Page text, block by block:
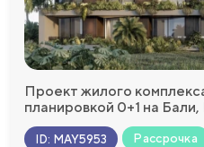
Проект жилого
планировкой 0+1 на
ID: MAY5953 Рассрочка